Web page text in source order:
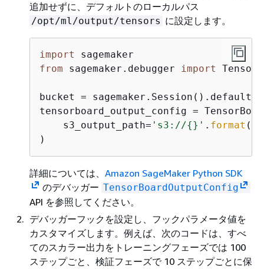
追加せずに、デフォルトのローカルパス
/opt/ml/output/tensors に設定します。
import
from sagemaker.debugger import
bucket =
tensorboard_output_config =
    s3_output_path=
's3://{}' . format
)
詳細については、 Amazon SageMaker Python SDK
のデバッガー TensorBoardOutputConfig
API を参照してください。
デバッガーフックを設定し、フックパラメータ値を
カスタマイズします。例えば、次のコードは、すべ
てのスカラー出力をトレーニングフェーズでは 100
ステップごと、検証フェーズで 10 ステップごとに保